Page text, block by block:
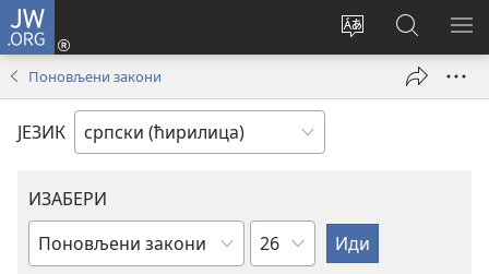
JW.ORG
Промени
Пријава
(отвара
Претрага
сајта
JW.ORG
Поновљени закони
ЈЕЗИК
ИЗАБЕРИ
Библијска
Поглавље